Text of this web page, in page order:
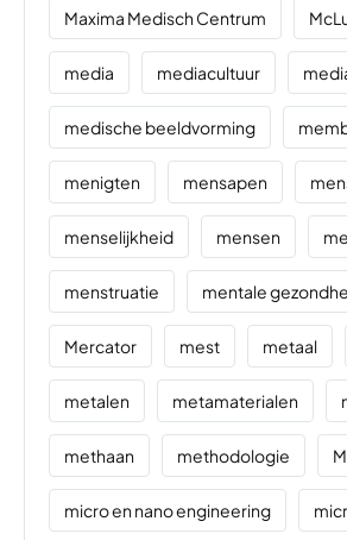
Maxima Medisch Centrum
media mediacultuur
medische beeldvorming
menigten mensapen
menselijkheid mensen
menstruatie mentale
Mercator mest metaal
metalen metamaterialen
methaan methodologie
micro en nano engineering